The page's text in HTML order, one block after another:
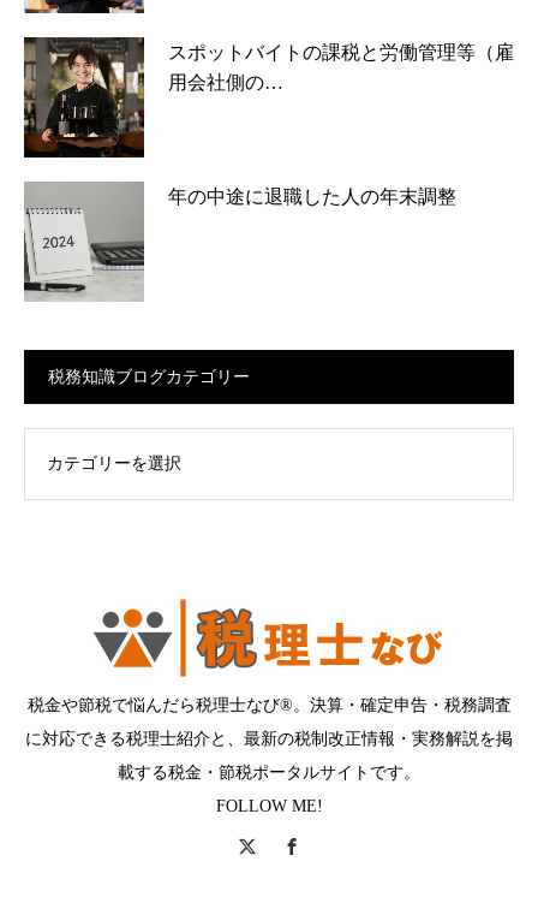
スポットバイトの課税と労働管理等（雇
用会社側の…
年の中途に退職した人の年末調整
税務知識ブログカテゴリー
税金や節税で悩んだら税理士なび®。決算・確定申告・税務調査
に対応できる税理士紹介と、最新の税制改正情報・実務解説を掲
載する税金・節税ポータルサイトです。
FOLLOW ME!